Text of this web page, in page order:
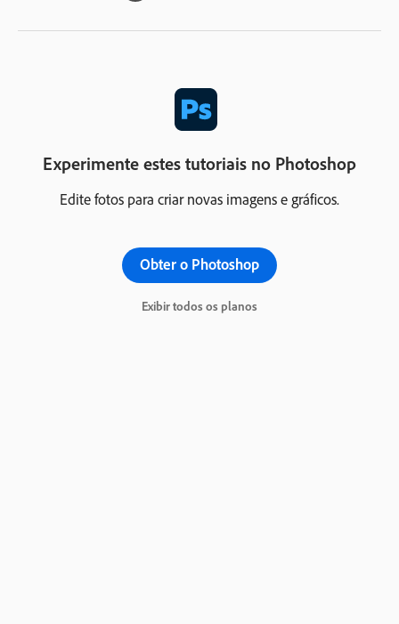
Experimente estes tutoriais no Photoshop
Edite fotos para criar novas imagens e gráficos.
Obter o Photoshop
Exibir todos os planos